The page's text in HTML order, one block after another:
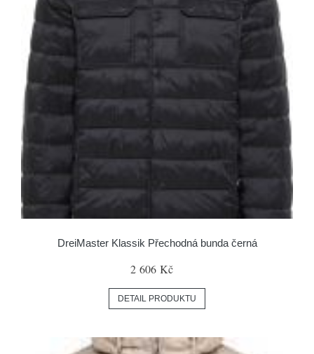
DreiMaster Klassik Přechodná bunda černá
2 606 Kč
DETAIL PRODUKTU